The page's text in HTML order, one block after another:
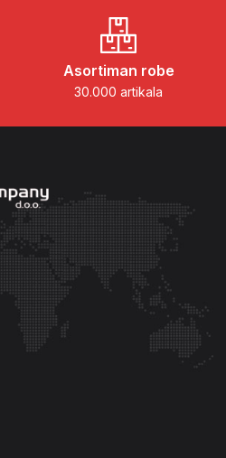
Asortiman robe
30.000 artikala